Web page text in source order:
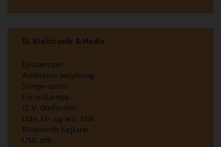
El, Elektronik & Medie
Lysdæmper
Ambiente belysning
Senge-spots
Forteltlampe
12 V. Omformer
Udv. El- og ant. Stik
Bluetooth højtaler
USB stik